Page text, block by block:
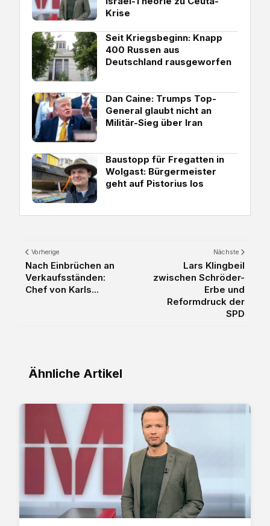
Krise
Seit Kriegsbeginn: Knapp
400 Russen aus
Deutschland rausgeworfen
Dan Caine: Trumps Top-
General glaubt nicht an
Militär-Sieg über Iran
Baustopp für Fregatten in
Wolgast: Bürgermeister
geht auf Pistorius los
Vorherige
Nach Einbrüchen an
Verkaufsständen:
Chef von Karls...
Nächste
Lars Klingbeil
zwischen Schröder-
Erbe und
Reformdruck der
SPD
Ähnliche Artikel